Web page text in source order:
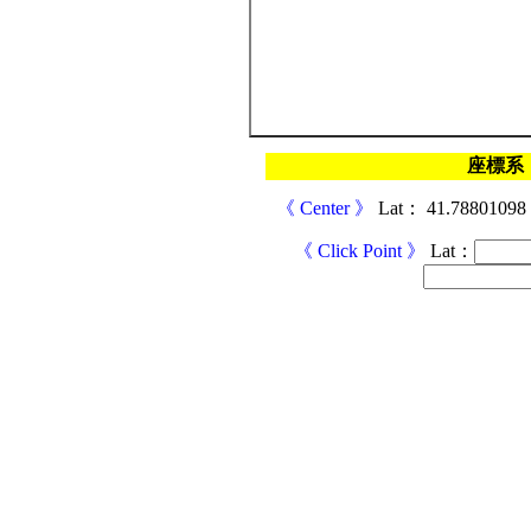
座標系
《 Center 》 Lat ： 41.78801098
《 Click Point 》 Lat ：